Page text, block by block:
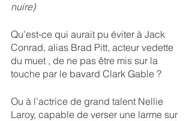
nuire)
Qu’est-ce qui aurait pu éviter à Jack
Conrad, alias Brad Pitt, acteur vedette
du muet , de ne pas être mis sur la
touche par le bavard Clark Gable ?
Ou à l’actrice de grand talent Nellie
Laroy, capable de verser une larme sur